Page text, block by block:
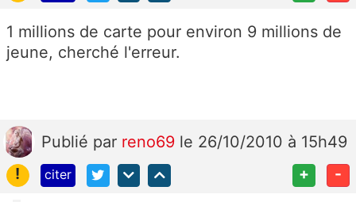
1 millions de carte pour environ 9 millions de
jeune, cherché l'erreur.
Publié par reno69 le 26/10/2010 à 15h49
!
citer + -